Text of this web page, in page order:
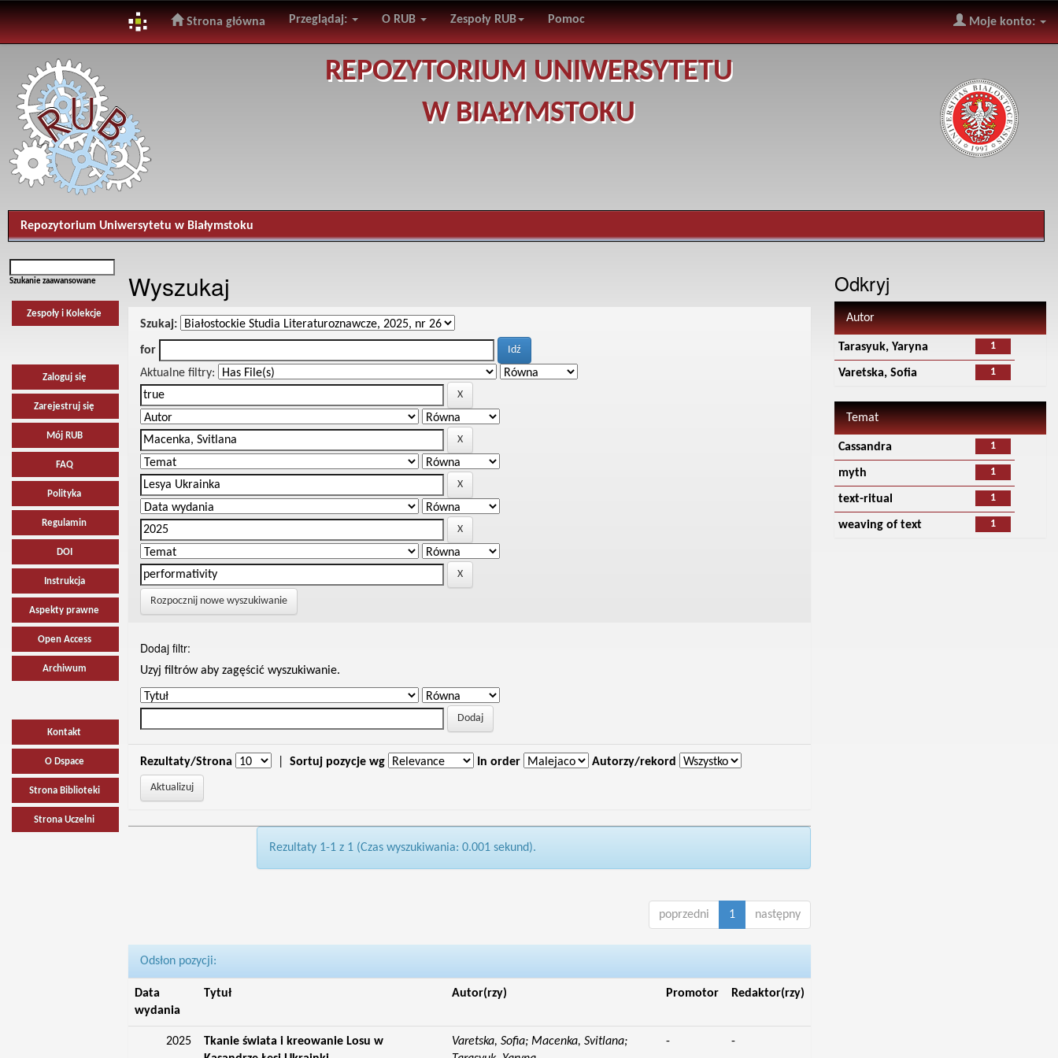
navigation
Strona główna Przeglądaj: O RUB Zespoły RUB Pomoc Moje konto:
REPOZYTORIUM UNIWERSYTETU
W BIAŁYMSTOKU
Repozytorium Uniwersytetu w Białymstoku
Szukanie zaawansowane
Zespoły i Kolekcje
Zaloguj się
Zarejestruj się
Mój RUB
FAQ
Polityka
Regulamin
DOI
Instrukcja
Aspekty prawne
Open Access
Archiwum
Kontakt
O Dspace
Strona Biblioteki
Strona Uczelni
Wyszukaj
Szukaj:
for
Aktualne filtry:
Rozpocznij nowe wyszukiwanie
Dodaj filtr:
Uzyj filtrów aby zagęścić wyszukiwanie.
Rezultaty/Strona Sortuj pozycje wg In order Autorzy/rekord
Rezultaty 1-1 z 1 (Czas wyszukiwania: 0.001 sekund).
poprzedni 1 następny
Odsłon pozycji:
Data
wydania
Tytuł Autor(rzy) Promotor Redaktor(rzy)
2025
Tkanie świata i kreowanie Losu w
Varetska, Sofia; Macenka, Svitlana;
- -
Odkryj
Autor
1
Tarasyuk, Yaryna
1
Varetska, Sofia
Temat
1
Cassandra
1
myth
1
text-ritual
1
weaving of text